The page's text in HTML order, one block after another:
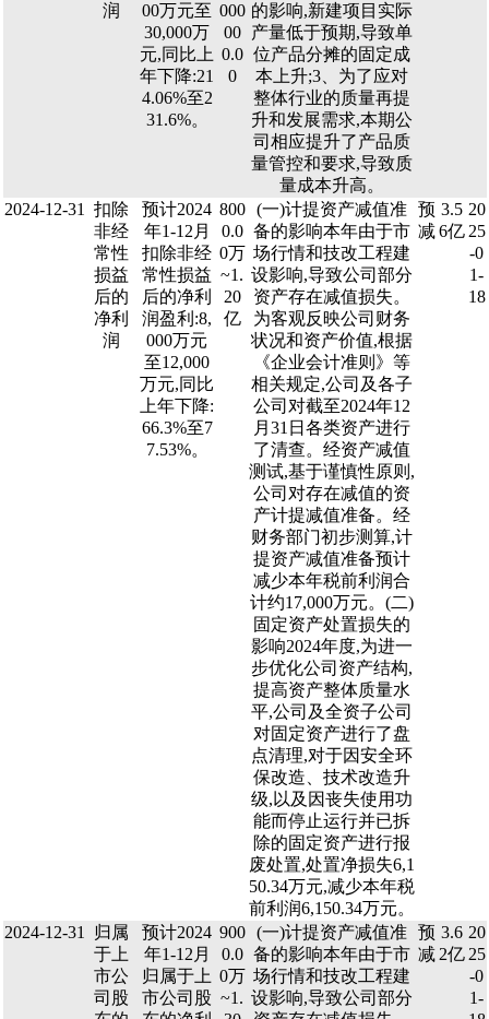
润
00万元至
30,000万
元,同比上
年下降:21
4.06%至2
31.6%。
000
00
0.0
0
的影响,新建项目实际
产量低于预期,导致单
位产品分摊的固定成
本上升;3、为了应对
整体行业的质量再提
升和发展需求,本期公
司相应提升了产品质
量管控和要求,导致质
量成本升高。
2024-12-31
扣除
非经
常性
损益
后的
净利
润
预计2024
年1-12月
扣除非经
常性损益
后的净利
润盈利:8,
000万元
至12,000
万元,同比
上年下降:
66.3%至7
7.53%。
800
0.0
0万
~1.
20
亿
(一)计提资产减值准
备的影响本年由于市
场行情和技改工程建
设影响,导致公司部分
资产存在减值损失。
为客观反映公司财务
状况和资产价值,根据
《企业会计准则》等
相关规定,公司及各子
公司对截至2024年12
月31日各类资产进行
了清查。经资产减值
测试,基于谨慎性原则,
公司对存在减值的资
产计提减值准备。经
财务部门初步测算,计
提资产减值准备预计
减少本年税前利润合
计约17,000万元。(二)
固定资产处置损失的
影响2024年度,为进一
步优化公司资产结构,
提高资产整体质量水
平,公司及全资子公司
对固定资产进行了盘
点清理,对于因安全环
保改造、技术改造升
级,以及因丧失使用功
能而停止运行并已拆
除的固定资产进行报
废处置,处置净损失6,1
50.34万元,减少本年税
前利润6,150.34万元。
预
减
3.5
6亿
20
25
-0
1-
18
2024-12-31
归属
于上
市公
司股
预计2024
年1-12月
归属于上
市公司股
900
0.0
0万
~1.
(一)计提资产减值准
备的影响本年由于市
场行情和技改工程建
设影响,导致公司部分
预
减
3.6
2亿
20
25
-0
1-